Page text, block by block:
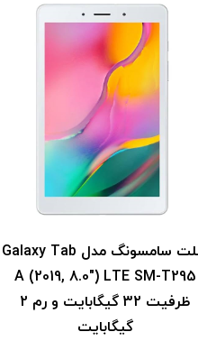
تبلت سامسونگ مدل Galaxy Tab
A (2019, 8.0") LTE SM-T295
ظرفیت 32 گیگابایت و رم 2
گیگابایت